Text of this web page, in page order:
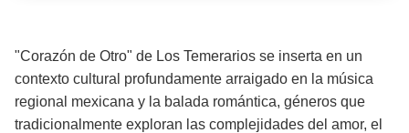
"Corazón de Otro" de Los Temerarios se inserta en un
contexto cultural profundamente arraigado en la música
regional mexicana y la balada romántica, géneros que
tradicionalmente exploran las complejidades del amor, el